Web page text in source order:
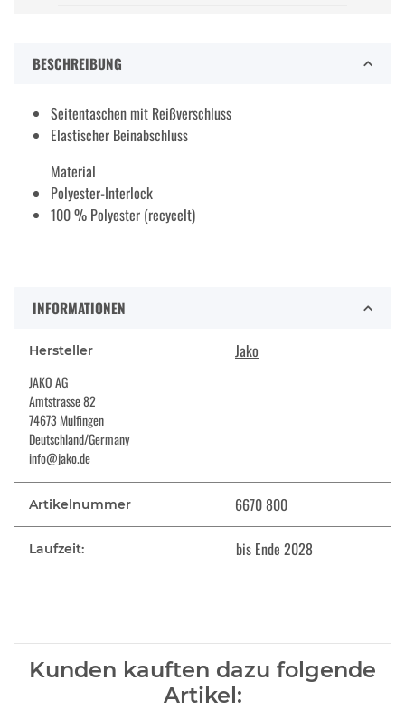
BESCHREIBUNG
Seitentaschen mit Reißverschluss
Elastischer Beinabschluss
Material
Polyester-Interlock
100 % Polyester (recycelt)
INFORMATIONEN
Hersteller Jako
JAKO AG
Amtstrasse 82
74673 Mulfingen
Deutschland/Germany
info@jako.de
Artikelnummer 6670 800
Laufzeit: bis Ende 2028
Kunden kauften dazu folgende
Artikel: